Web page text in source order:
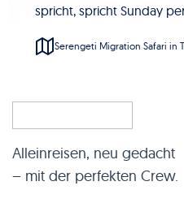
spricht, spricht Sunday
Serengeti Migration Safari in
Alleinreisen, neu gedacht
– mit der perfekten Crew.